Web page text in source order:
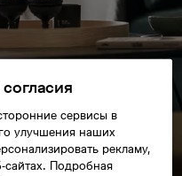
сервисы в
улучшения наших
рекламу,
сайтах. Подробная